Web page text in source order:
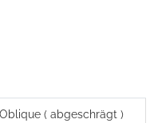
Oblique ( abgeschrägt )